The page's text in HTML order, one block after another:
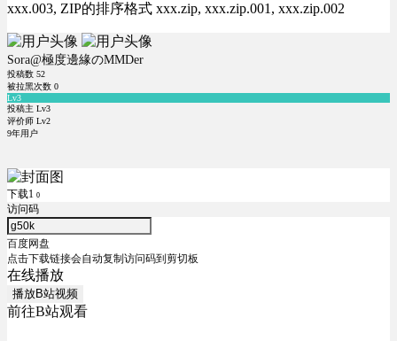
xxx.003, ZIP的排序格式 xxx.zip, xxx.zip.001, xxx.zip.002
Sora@極度邊緣のMMDer
投稿数 52
被拉黑次数 0
Lv3
投稿主 Lv3
评价师 Lv2
9年用户
下载1 0
访问码
百度网盘
点击下载链接会自动复制访问码到剪切板
在线播放
播放B站视频
前往B站观看